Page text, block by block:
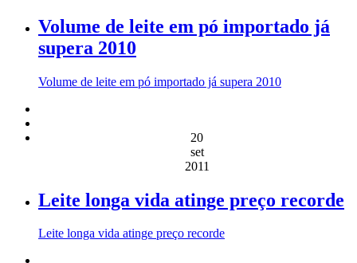
Volume de leite em pó importado já
supera 2010
Volume de leite em pó importado já supera 2010
20
set
2011
Leite longa vida atinge preço recorde
Leite longa vida atinge preço recorde